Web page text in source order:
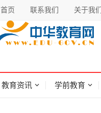
首页 联系我们 关于我们
教育资讯 学前教育